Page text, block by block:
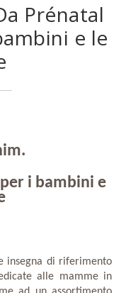
Prénatal
e le
i bambini e
insegna di riferimento
alle mamme in